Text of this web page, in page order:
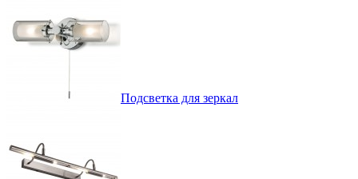
Подсветка для зеркал